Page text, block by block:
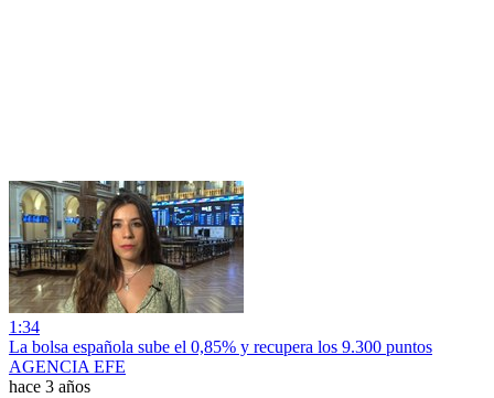
1:34
La bolsa española sube el 0,85% y recupera los 9.300 puntos
AGENCIA EFE
hace 3 años